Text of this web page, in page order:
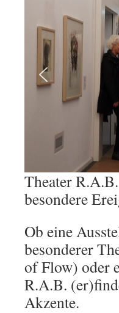
Theater
besondere
Ob eine
besonderer
of Flow) oder
R.A.B.
Akzente.